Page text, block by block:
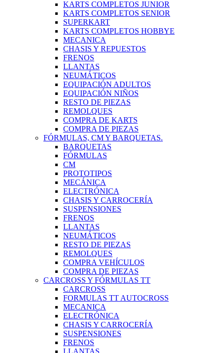
KARTS COMPLETOS JUNIOR
KARTS COMPLETOS SENIOR
SUPERKART
KARTS COMPLETOS HOBBYE
MECANICA
CHASIS Y REPUESTOS
FRENOS
LLANTAS
NEUMÁTICOS
EQUIPACIÓN ADULTOS
EQUIPACIÓN NIÑOS
RESTO DE PIEZAS
REMOLQUES
COMPRA DE KARTS
COMPRA DE PIEZAS
FÓRMULAS, CM Y BARQUETAS.
BARQUETAS
FÓRMULAS
CM
PROTOTIPOS
MECÁNICA
ELECTRÓNICA
CHASIS Y CARROCERÍA
SUSPENSIONES
FRENOS
LLANTAS
NEUMÁTICOS
RESTO DE PIEZAS
REMOLQUES
COMPRA VEHÍCULOS
COMPRA DE PIEZAS
CARCROSS Y FÓRMULAS TT
CARCROSS
FORMULAS TT AUTOCROSS
MECANICA
ELECTRÓNICA
CHASIS Y CARROCERÍA
SUSPENSIONES
FRENOS
LLANTAS